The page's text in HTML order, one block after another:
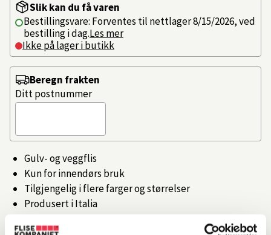
Slik kan du få varen
Bestillingsvare: Forventes til nettlager 8/15/2026, ved
bestilling i dag.Les mer
Ikke på lager i butikk
Gulv- og veggflis
Kun for innendørs bruk
Tilgjengelig i flere farger og størrelser
Produsert i Italia
Artikkelnr.101473142
Beregn frakten
Ditt postnummer